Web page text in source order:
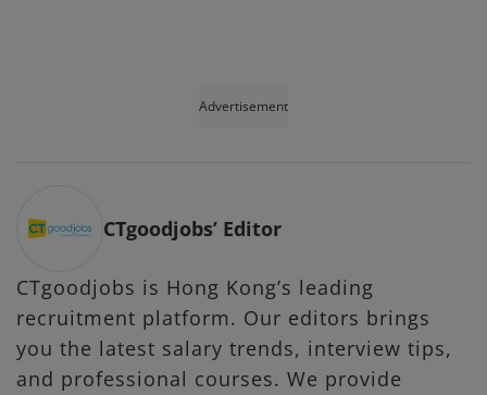
Advertisement
CTgoodjobs’ Editor
CTgoodjobs is Hong Kong’s leading
recruitment platform. Our editors brings
you the latest salary trends, interview tips,
and professional courses. We provide